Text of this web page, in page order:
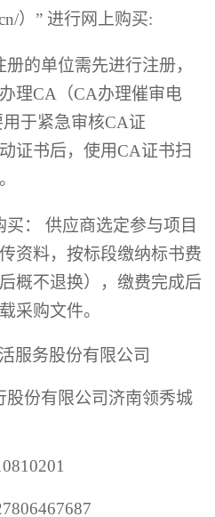
）” 进行网上购买:
的单位需先进行注册，
理CA（CA办理催审电
于紧急审核CA证
证书后，使用CA证书扫
买： 供应商选定参与项目
资料，按标段缴纳标书费
概不退换），缴费完成后
采购文件。
服务股份有限公司
股份有限公司济南领秀城